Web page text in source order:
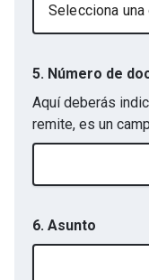
Selecciona
5. Número de
Aquí deberás
remite, es un
6. Asunto